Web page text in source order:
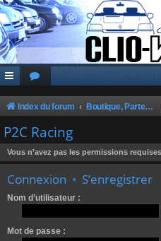
Index du forum Boutique, Partenaires, Petites Annonces, Commandes Groupées
P2C Racing
Vous n’avez pas les permissions
Connexion • S’enregistrer
Nom d’utilisateur :
Mot de passe :